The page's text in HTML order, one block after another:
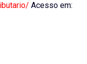
Acesso em: